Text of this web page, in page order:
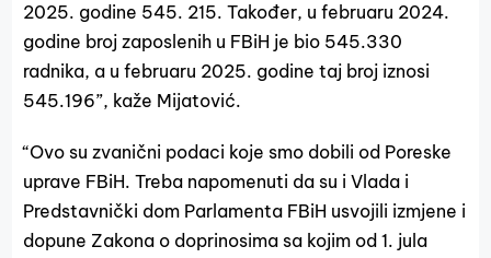
2025. godine 545. 215. Također, u februaru 2024.
godine broj zaposlenih u FBiH je bio 545.330
radnika, a u februaru 2025. godine taj broj iznosi
545.196”, kaže Mijatović.
“Ovo su zvanični podaci koje smo dobili od Poreske
uprave FBiH. Treba napomenuti da su i Vlada i
Predstavnički dom Parlamenta FBiH usvojili izmjene i
dopune Zakona o doprinosima sa kojim od 1. jula